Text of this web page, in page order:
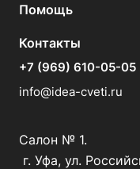
Помощь
Контакты
+7 (969) 610-05-05
info@idea-cveti.ru
Салон № 1.
г. Уфа, ул.